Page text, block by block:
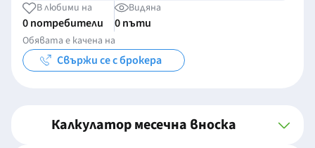
В любими на
0 потребители
Видяна
0 пъти
Обявата е качена на
Свържи се с брокера
Калкулатор месечна вноска